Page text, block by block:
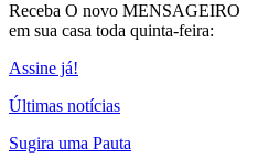
Receba O novo MENSAGEIRO
em sua casa toda quinta-feira:
Assine já!
Últimas notícias
Sugira uma Pauta